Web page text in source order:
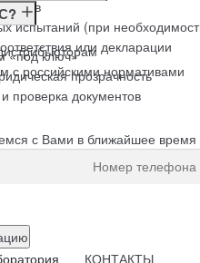
испытаний (при
или декларации
с российскими нормативами
«под ключ»
прозрачность
проверка документов
с Вами в ближайшее время
КОНТАКТЫ